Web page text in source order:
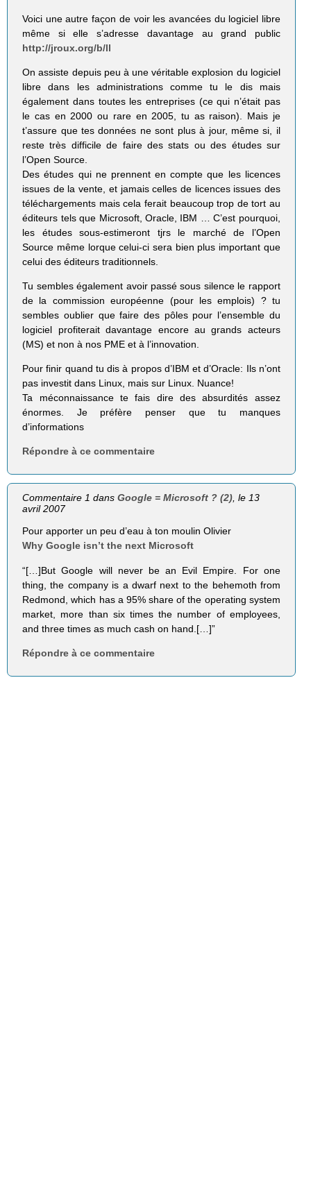
Voici une autre façon de voir les avancées du logiciel libre
même si elle s’adresse davantage au grand public
http://jroux.org/b/ll
On assiste depuis peu à une véritable explosion du logiciel
libre dans les administrations comme tu le dis mais
également dans toutes les entreprises (ce qui n’était pas
le cas en 2000 ou rare en 2005, tu as raison). Mais je
t’assure que tes données ne sont plus à jour, même si, il
reste très difficile de faire des stats ou des études sur
l’Open Source.
Des études qui ne prennent en compte que les licences
issues de la vente, et jamais celles de licences issues des
téléchargements mais cela ferait beaucoup trop de tort au
éditeurs tels que Microsoft, Oracle, IBM … C’est pourquoi,
les études sous-estimeront tjrs le marché de l’Open
Source même lorque celui-ci sera bien plus important que
celui des éditeurs traditionnels.
Tu sembles également avoir passé sous silence le rapport
de la commission européenne (pour les emplois) ? tu
sembles oublier que faire des pôles pour l’ensemble du
logiciel profiterait davantage encore au grands acteurs
(MS) et non à nos PME et à l’innovation.
Pour finir quand tu dis à propos d’IBM et d’Oracle: Ils n’ont
pas investit dans Linux, mais sur Linux. Nuance!
Ta méconnaissance te fais dire des absurdités assez
énormes. Je préfère penser que tu manques
d’informations
Répondre à ce commentaire
Commentaire 1 dansGoogle = Microsoft ? (2), le 13
avril 2007
Pour apporter un peu d’eau à ton moulin Olivier
Why Google isn’t the next Microsoft
“[…]But Google will never be an Evil Empire. For one
thing, the company is a dwarf next to the behemoth from
Redmond, which has a 95% share of the operating system
market, more than six times the number of employees,
and three times as much cash on hand.[…]”
Répondre à ce commentaire